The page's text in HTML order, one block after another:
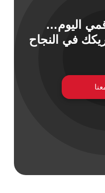
اليوم…
في النجاح